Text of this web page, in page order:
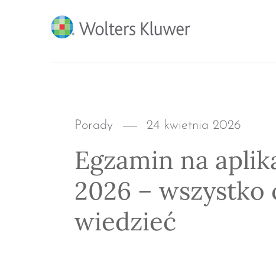
BLOG KSIĘGARNI
Categories
Porady
Posted
24 kwietnia 2026
Egzamin na
2026 – wszystko
wiedzieć